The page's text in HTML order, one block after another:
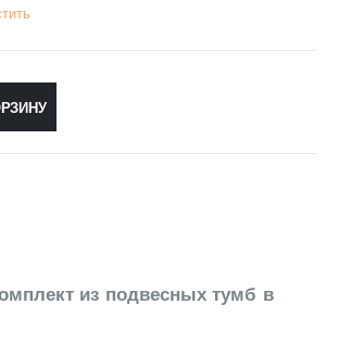
из подвесных тумб в